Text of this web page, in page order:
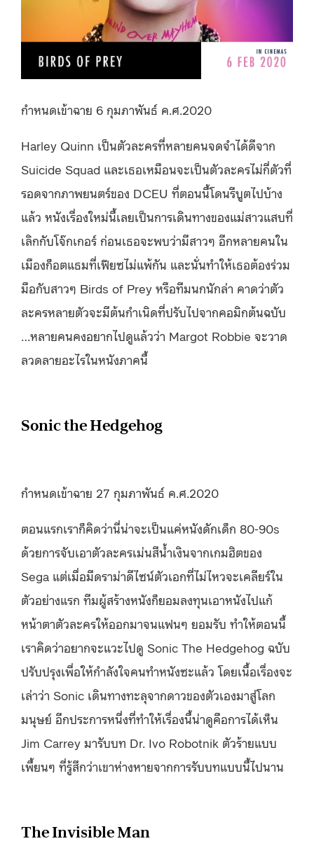
กำหนดเข้าฉาย 6 กุมภาพันธ์ ค.ศ.2020
Harley Quinn เป็นตัวละครที่หลายคนจดจำได้ดีจาก
Suicide Squad และเธอเหมือนจะเป็นตัวละครไม่กี่ตัวที่
รอดจากภาพยนตร์ของ DCEU ที่ตอนนี้โดนรีบูตไปบ้าง
แล้ว หนังเรื่องใหม่นี้เลยเป็นการเดินทางของแม่สาวแสบที่
เลิกกับโจ๊กเกอร์ ก่อนเธอจะพบว่ามีสาวๆ อีกหลายคนใน
เมืองก็อตแธมที่เฟียซไม่แพ้กัน และนั่นทำให้เธอต้องร่วม
มือกับสาวๆ Birds of Prey หรือทีมนกนักล่า คาดว่าตัว
ละครหลายตัวจะมีต้นกำเนิดที่ปรับไปจากคอมิกต้นฉบับ
…หลายคนคงอยากไปดูแล้วว่า Margot Robbie จะวาด
ลวดลายอะไรในหนังภาคนี้
Sonic the Hedgehog
กำหนดเข้าฉาย 27 กุมภาพันธ์ ค.ศ.2020
ตอนแรกเราก็คิดว่านี่น่าจะเป็นแค่หนังดักเด็ก 80-90s
ด้วยการจับเอาตัวละครเม่นสีน้ำเงินจากเกมฮิตของ
Sega แต่เมื่อมีดราม่าดีไซน์ตัวเอกที่ไม่ไหวจะเคลียร์ใน
ตัวอย่างแรก ทีมผู้สร้างหนังก็ยอมลงทุนเอาหนังไปแก้
หน้าตาตัวละครให้ออกมาจนแฟนๆ ยอมรับ ทำให้ตอนนี้
เราคิดว่าอยากจะแวะไปดู Sonic The Hedgehog ฉบับ
ปรับปรุงเพื่อให้กำลังใจคนทำหนังซะแล้ว โดยเนื้อเรื่องจะ
เล่าว่า Sonic เดินทางทะลุจากดาวของตัวเองมาสู่โลก
มนุษย์ อีกประการหนึ่งที่ทำให้เรื่องนี้น่าดูคือการได้เห็น
Jim Carrey มารับบท Dr. Ivo Robotnik ตัวร้ายแบบ
เพี้ยนๆ ที่รู้สึกว่าเขาห่างหายจากการรับบทแบบนี้ไปนาน
The Invisible Man